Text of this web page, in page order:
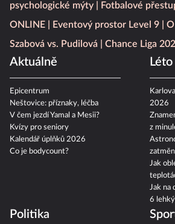
psychologické mýty
Fotbalové
ONLINE
Eventový prostor Level 9
Szabová vs. Pudilová
Chance Liga
Aktuálně
Epicentrum
Neštovice: příznaky, léčba
V čem jezdí Yamal a Mesii?
Kvízy pro seniory
Kalendář úplňků 2026
Co je bodycount?
2026
z
Jak
Jak na
6
Politika